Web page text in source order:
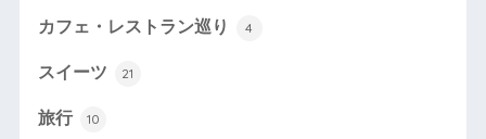
カフェ・レストラン巡り 4
スイーツ 21
旅行 10